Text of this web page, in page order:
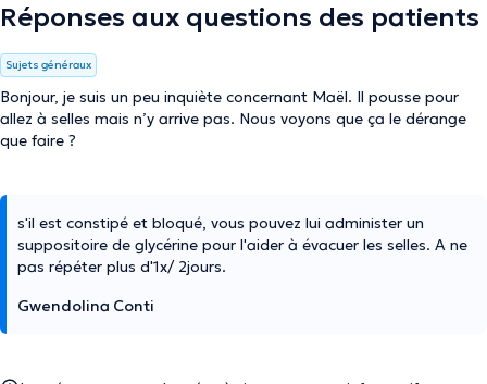
Réponses aux questions des patients
Sujets généraux
Bonjour, je suis un peu inquiète concernant Maël. Il pousse pour
allez à selles mais n’y arrive pas. Nous voyons que ça le dérange
que faire ?
s'il est constipé et bloqué, vous pouvez lui administer un
suppositoire de glycérine pour l'aider à évacuer les selles. A ne
pas répéter plus d'1x/ 2jours.
Gwendolina Conti